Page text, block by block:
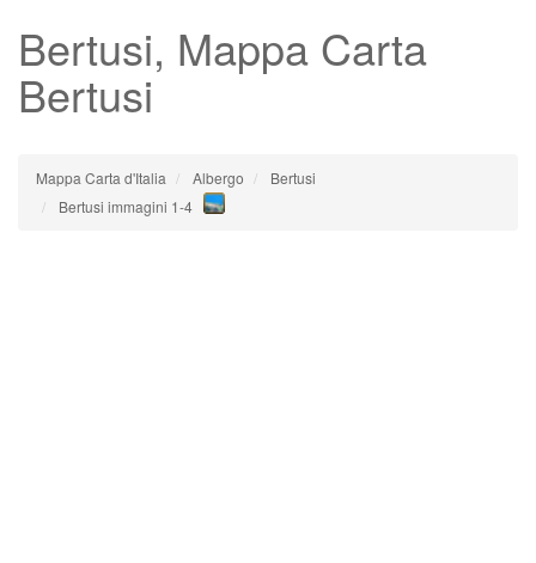
Bertusi, Mappa Carta
Bertusi
Mappa Carta d'Italia Albergo
Bertusi
Bertusi immagini 1-4